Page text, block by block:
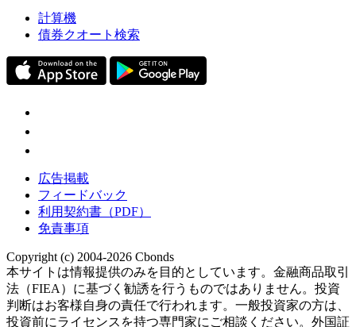
計算機
債券クオート検索
広告掲載
フィードバック
利用契約書（PDF）
免責事項
Copyright (c) 2004-2026 Cbonds
本サイトは情報提供のみを目的としています。金融商品取引
法（FIEA）に基づく勧誘を行うものではありません。投資
判断はお客様自身の責任で行われます。一般投資家の方は、
投資前にライセンスを持つ専門家にご相談ください。外国証